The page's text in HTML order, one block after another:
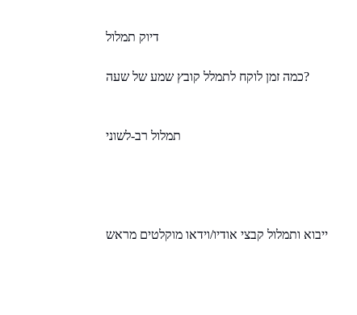
דיוק תמלול
כמה זמן לוקח לתמלל קובץ שמע של שעה?
תמלול רב-לשוני
ייבוא ותמלול קבצי אודיו/וידאו מוקלטים מראש